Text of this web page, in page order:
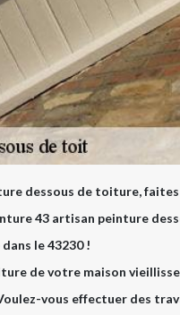
dessous de toiture, faites
43 artisan peinture
le 43230 !
de votre maison
vous effectuer des